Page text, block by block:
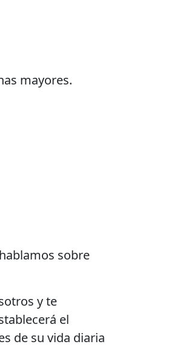
mayores.
sobre
y te
el
de su vida diaria